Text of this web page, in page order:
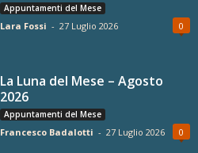
Appuntamenti del Mese
Lara Fossi - 27 Luglio 2026 0
La Luna del Mese – Agosto
2026
Appuntamenti del Mese
Francesco Badalotti - 27 Luglio 2026 0